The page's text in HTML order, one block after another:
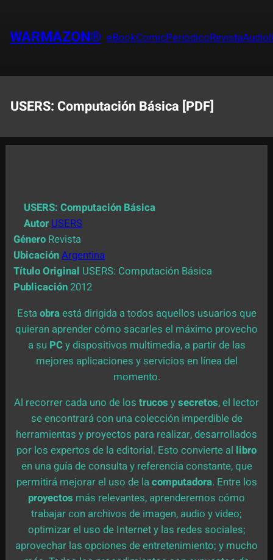
contenido
WARMAZON® eBookComicPeriódicoRevista
USERS: Computación Básica [PDF]
USERS: Computación Básica
Autor USERS
Género Revista
UbicaciónArgentina
Título Original USERS: Computación Básica
Publicación 2012
Esta obraestá dirigida a todos aquellos usuarios que
quieran aprender cómo sacarles el máximo provecho
a su PCy dispositivos multimedia, a partir de las
mejores aplicaciones y servicios en línea del
momento.
Al recorrer cada uno de los trucos ysecretos, el lector
se encontrará con una colección imperdible de
herramientas y proyectos para realizar, desarrollados
por los expertos de la editorial. Esto convierte al libro
en una guía de consulta y referencia constante, que
permitirá mejorar el uso de la computadora. Entre los
proyectos más relevantes, aprenderemos cómo
trabajar con archivos de imagen, audio y video;
optimizar el uso de Internet y las redes sociales;
aprovechar las opciones de entretenimiento; y mucho